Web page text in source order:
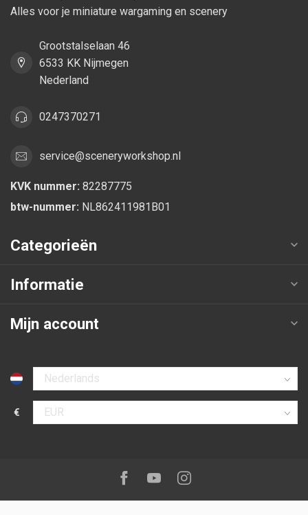
Alles voor je miniature wargaming en scenery
Grootstalselaan 46
6533 KK Nijmegen
Nederland
0247370271
service@sceneryworkshop.nl
KVK nummer: 82287775
btw-nummer: NL862411981B01
Categorieën
Informatie
Mijn account
Selecteer taal
€
Selecteer valuta
Volg ons op:Facebook
YoutubeInstagram